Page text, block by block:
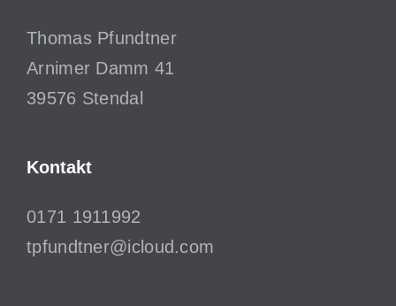
Thomas Pfundtner
Arnimer Damm 41
39576 Stendal
Kontakt
0171 1911992
tpfundtner@icloud.com